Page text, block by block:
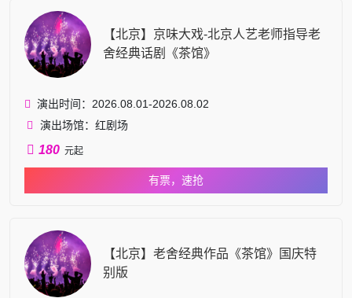
【北京】京味大戏-北京人艺老师指导老
舍经典话剧《茶馆》
演出时间：2026.08.01-2026.08.02
演出场馆：红剧场
180 元起
有票，速抢
【北京】老舍经典作品《茶馆》国庆特
别版